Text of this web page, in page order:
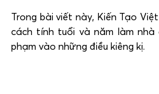
Trong bài viết này, Kiến Tạo
cách tính tuổi và năm làm
phạm vào những điều kiêng kị.